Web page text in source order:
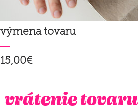
výmena tovaru
15,00€Price
vrátenie tovaru